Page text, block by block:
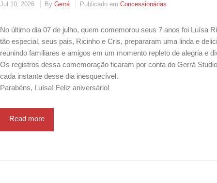
Jul 10, 2026 By Gerrá Publicado em Concessionárias
No último dia 07 de julho, quem comemorou seus 7 anos foi Luísa
tão especial, seus pais, Ricinho e Cris, prepararam uma linda e
reunindo familiares e amigos em um momento repleto de alegria e
Os registros dessa comemoração ficaram por conta do Gerrá
cada instante desse dia inesquecível.
Parabéns, Luísa! Feliz aniversário!
Read more